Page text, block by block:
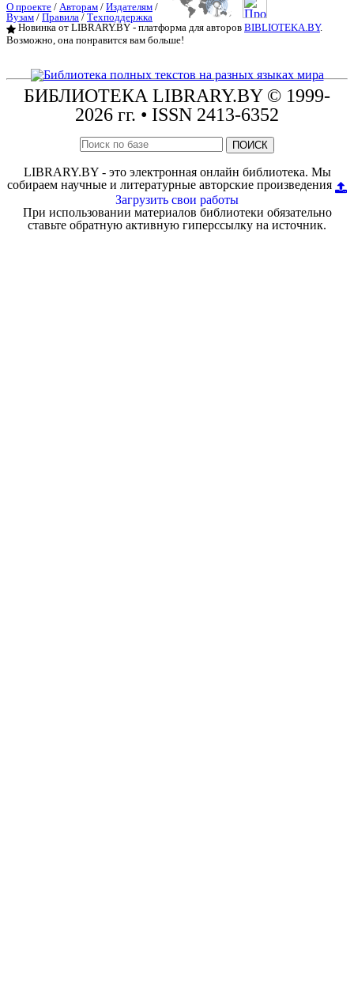
О проекте / Авторам / Издателям /
Вузам / Правила / Техподдержка
Новинка от LIBRARY.BY - платформа для авторов BIBLIOTEKA.BY.
Возможно, она понравится вам больше!
БИБЛИОТЕКАLIBRARY.BY © 1999-
2026 гг. • ISSN 2413-6352
ПОИСК
LIBRARY.BY - это электронная онлайн библиотека. Мы
собираем научные и литературные авторские произведения
Загрузить свои работы
При использовании материалов библиотеки обязательно
ставьте обратную активную гиперссылку на источник.